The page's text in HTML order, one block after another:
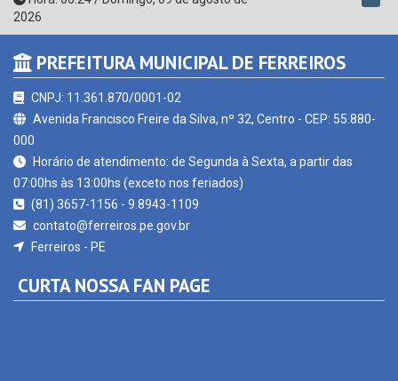
PREFEITURA MUNICIPAL DE FERREIROS
CNPJ: 11.361.870/0001-02
000
Horário de atendimento: de Segunda à Sexta, a partir das
contato@ferreiros.pe.gov.br
Ferreiros - PE
CURTA NOSSA FAN PAGE